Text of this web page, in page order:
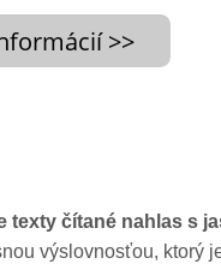
texty čítané nahlas s
výslovnosťou, ktorý